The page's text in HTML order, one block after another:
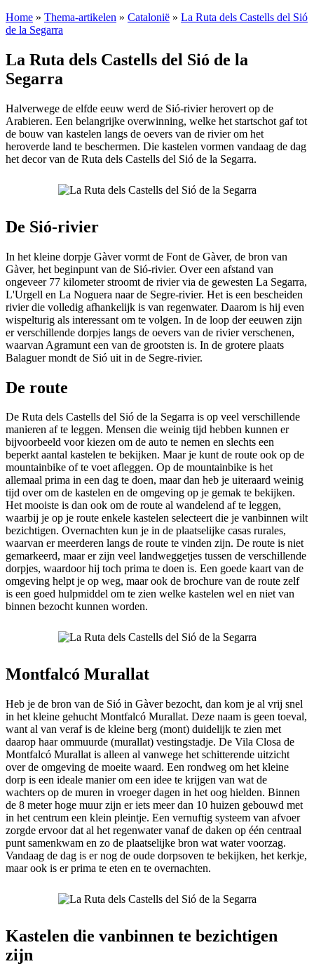
Home » Thema-artikelen » Catalonië » La Ruta dels Castells del Sió
de la Segarra
La Ruta dels Castells del Sió de la
Segarra
Halverwege de elfde eeuw werd de Sió-rivier herovert op de
Arabieren. Een belangrijke overwinning, welke het startschot gaf tot
de bouw van kastelen langs de oevers van de rivier om het
heroverde land te beschermen. Die kastelen vormen vandaag de dag
het decor van de Ruta dels Castells del Sió de la Segarra.
De Sió-rivier
In het kleine dorpje Gàver vormt de Font de Gàver, de bron van
Gàver, het beginpunt van de Sió-rivier. Over een afstand van
ongeveer 77 kilometer stroomt de rivier via de gewesten La Segarra,
L'Urgell en La Noguera naar de Segre-rivier. Het is een bescheiden
rivier die volledig afhankelijk is van regenwater. Daarom is hij even
wispelturig als interessant om te volgen. In de loop der eeuwen zijn
er verschillende dorpjes langs de oevers van de rivier verschenen,
waarvan Agramunt een van de grootsten is. In de grotere plaats
Balaguer mondt de Sió uit in de Segre-rivier.
De route
De Ruta dels Castells del Sió de la Segarra is op veel verschillende
manieren af te leggen. Mensen die weinig tijd hebben kunnen er
bijvoorbeeld voor kiezen om de auto te nemen en slechts een
beperkt aantal kastelen te bekijken. Maar je kunt de route ook op de
mountainbike of te voet afleggen. Op de mountainbike is het
allemaal prima in een dag te doen, maar dan heb je uiteraard weinig
tijd over om de kastelen en de omgeving op je gemak te bekijken.
Het mooiste is dan ook om de route al wandelend af te leggen,
waarbij je op je route enkele kastelen selecteert die je vanbinnen wilt
bezichtigen. Overnachten kun je in de plaatselijke casas rurales,
waarvan er meerderen langs de route te vinden zijn. De route is niet
gemarkeerd, maar er zijn veel landweggetjes tussen de verschillende
dorpjes, waardoor hij toch prima te doen is. Een goede kaart van de
omgeving helpt je op weg, maar ook de brochure van de route zelf
is een goed hulpmiddel om te zien welke kastelen wel en niet van
binnen bezocht kunnen worden.
Montfalcó Murallat
Heb je de bron van de Sió in Gàver bezocht, dan kom je al vrij snel
in het kleine gehucht Montfalcó Murallat. Deze naam is geen toeval,
want al van veraf is de kleine berg (mont) duidelijk te zien met
daarop haar ommuurde (murallat) vestingstadje. De Vila Closa de
Montfalcó Murallat is alleen al vanwege het schitterende uitzicht
over de omgeving de moeite waard. Een rondweg om het kleine
dorp is een ideale manier om een idee te krijgen van wat de
wachters op de muren in vroeger dagen in het oog hielden. Binnen
de 8 meter hoge muur zijn er iets meer dan 10 huizen gebouwd met
in het centrum een klein pleintje. Een vernuftig systeem van afvoer
zorgde ervoor dat al het regenwater vanaf de daken op één centraal
punt samenkwam en zo de plaatselijke bron wat water voorzag.
Vandaag de dag is er nog de oude dorpsoven te bekijken, het kerkje,
maar ook is er prima te eten en te overnachten.
Kastelen die vanbinnen te bezichtigen
zijn